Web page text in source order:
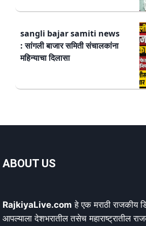
sangli bajar samiti news
: सांगली बाजार समिती संचालकांना
महिन्याचा दिलासा
ABOUT US
RajkiyaLive.com हे एक मराठी राजकीय
आपल्याला देशभरातील तसेच महाराष्ट्रातील